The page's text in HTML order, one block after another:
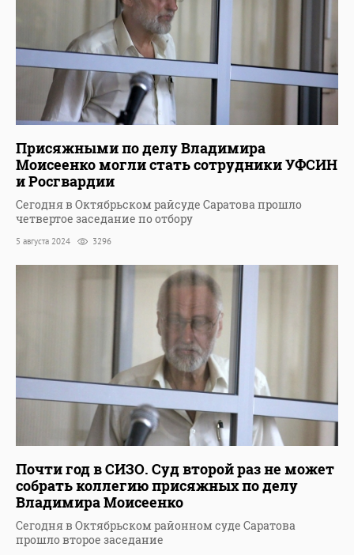
Присяжными по делу Владимира
Моисеенко могли стать сотрудники УФСИН
и Росгвардии
Сегодня в Октябрьском райсуде Саратова прошло
четвертое заседание по отбору
5 августа 2024 3296
Почти год в СИЗО. Суд второй раз не может
собрать коллегию присяжных по делу
Владимира Моисеенко
Сегодня в Октябрьском районном суде Саратова
прошло второе заседание